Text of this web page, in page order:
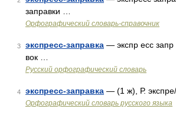
заправки …
Орфографический словарь-справочник
3 экспресс-заправка — экспр есс запр
вок …
Русский орфографический словарь
4 экспресс-заправка — (1 ж), Р.
Орфографический словарь русского языка